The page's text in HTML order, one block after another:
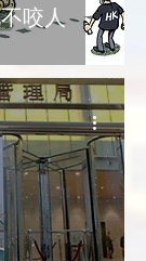
咬人